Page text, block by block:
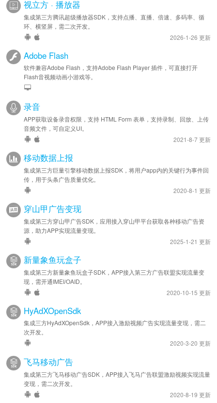
视立方 · 播放器
集成第三方腾讯超级播放器SDK，支持点播、直播、倍速、多码率、循
环、横竖屏，需二次开发。
2026-1-26 更新
Adobe Flash
软件兼容Adobe Flash，支持Adobe Flash Player 插件，可直接打开
Flash音视频动画小游戏等。
录音
APP获取设备录音权限，支持 HTML Form 表单，支持录制、回放、上传
音频文件，可自定义UI。
2021-8-7 更新
移动数据上报
集成第三方巨量引擎移动数据上报SDK，将用户app内的关键行为事件回
传，用于头条广告质量优化。
2020-8-1 更新
穿山甲广告变现
集成第三方穿山甲广告SDK，应用接入穿山甲平台获取各种移动广告资
源，助力APP实现流量变现。
2025-1-21 更新
新量象鱼玩盒子
集成第三方新量象鱼玩盒子SDK，APP接入第三方广告联盟实现流量变
现，需开通IMEI/OAID。
2020-10-15 更新
HyAdXOpenSdk
集成三方HyAdXOpenSdk，APP接入激励视频广告实现流量变现，需二
次开发。
2020-3-20 更新
飞马移动广告
集成第三方飞马移动广告SDK，APP接入飞马广告联盟激励视频实现流量
变现，需二次开发。
2020-8-19 更新